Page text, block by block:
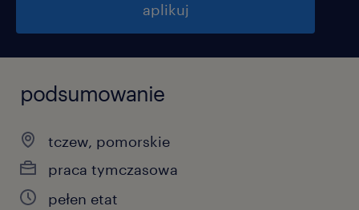
aplikuj
podsumowanie
tczew, pomorskie
praca tymczasowa
pełen etat